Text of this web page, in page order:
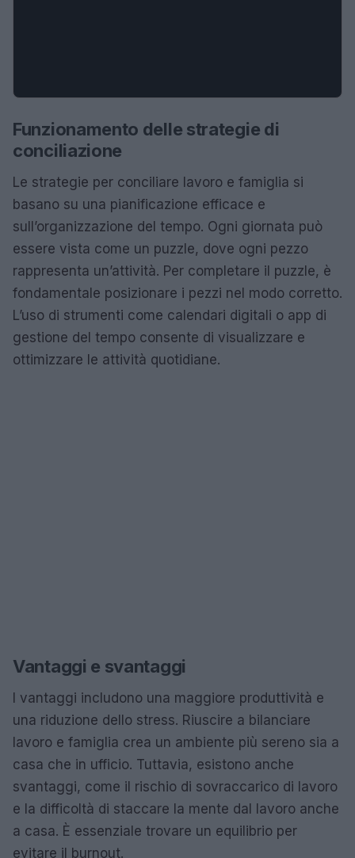
Funzionamento delle strategie di
conciliazione
Le strategie per conciliare lavoro e famiglia si
basano su una pianificazione efficace e
sull’organizzazione del tempo. Ogni giornata può
essere vista come un puzzle, dove ogni pezzo
rappresenta un’attività. Per completare il puzzle, è
fondamentale posizionare i pezzi nel modo corretto.
L’uso di strumenti come calendari digitali o app di
gestione del tempo consente di visualizzare e
ottimizzare le attività quotidiane.
Vantaggi e svantaggi
I vantaggi includono una maggiore produttività e
una riduzione dello stress. Riuscire a bilanciare
lavoro e famiglia crea un ambiente più sereno sia a
casa che in ufficio. Tuttavia, esistono anche
svantaggi, come il rischio di sovraccarico di lavoro
e la difficoltà di staccare la mente dal lavoro anche
a casa. È essenziale trovare un equilibrio per
evitare il burnout.